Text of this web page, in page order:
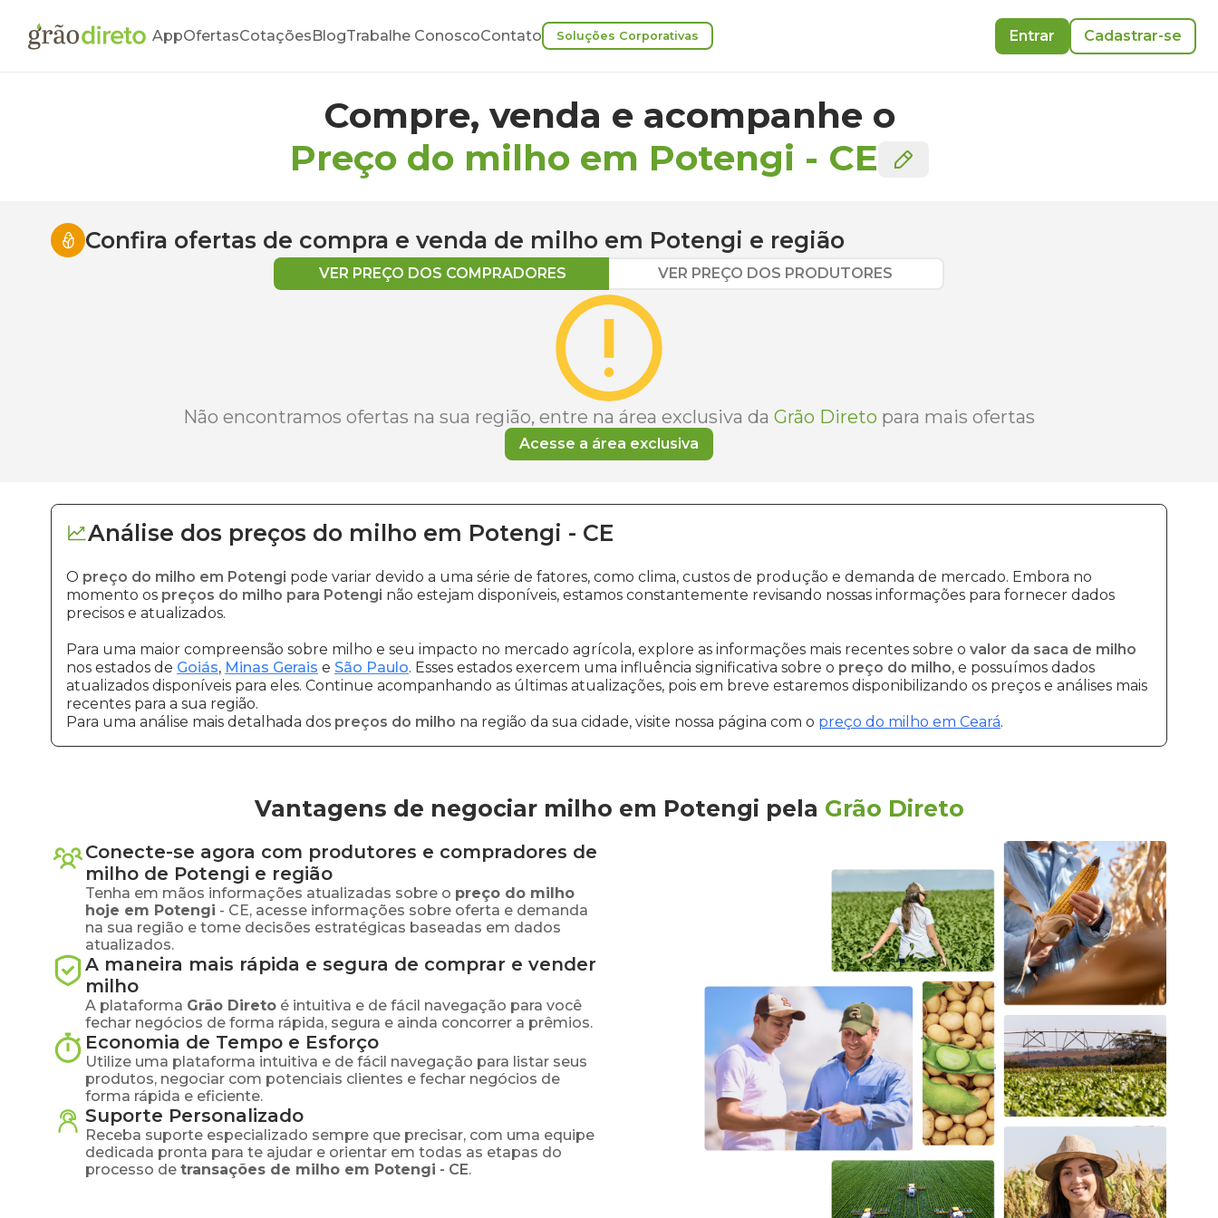
AppOfertasCotaçõesBlogTrabalhe ConoscoContato Soluções Corporativas Entrar Cadastrar-se
Compre, venda e acompanhe o
Preço do milho em Potengi - CE
Confira ofertas de compra e venda de milho em Potengi e região
VER PREÇO DOS COMPRADORES VER PREÇO DOS PRODUTORES
Não encontramos ofertas na sua região, entre na área exclusiva da Grão Direto para mais ofertas
Acesse a área exclusiva
Análise dos preços do milho em Potengi - CE
O preço do milho em Potengi pode variar devido a uma série de fatores, como clima, custos de produção e demanda de mercado. Embora no
momento os preços do milho para Potengi não estejam disponíveis, estamos constantemente revisando nossas informações para fornecer dados
precisos e atualizados.
Para uma maior compreensão sobre milho e seu impacto no mercado agrícola, explore as informações mais recentes sobre o valor da saca de milho
nos estados de Goiás, Minas Gerais e São Paulo. Esses estados exercem uma influência significativa sobre o preço do milho, e possuímos dados
atualizados disponíveis para eles. Continue acompanhando as últimas atualizações, pois em breve estaremos disponibilizando os preços e análises mais
recentes para a sua região.
Para uma análise mais detalhada dos preços do milho na região da sua cidade, visite nossa página com o preço do milho em Ceará.
Vantagens de negociar milho em Potengi pela Grão Direto
Conecte-se agora com produtores e compradores de
milho de Potengi e região
Tenha em mãos informações atualizadas sobre o preço do milho
hoje em Potengi - CE, acesse informações sobre oferta e demanda
na sua região e tome decisões estratégicas baseadas em dados
atualizados.
A maneira mais rápida e segura de comprar e vender
milho
A plataforma Grão Direto é intuitiva e de fácil navegação para você
fechar negócios de forma rápida, segura e ainda concorrer a prêmios.
Economia de Tempo e Esforço
Utilize uma plataforma intuitiva e de fácil navegação para listar seus
produtos, negociar com potenciais clientes e fechar negócios de
forma rápida e eficiente.
Suporte Personalizado
Receba suporte especializado sempre que precisar, com uma equipe
dedicada pronta para te ajudar e orientar em todas as etapas do
processo de transações de milho em Potengi - CE.